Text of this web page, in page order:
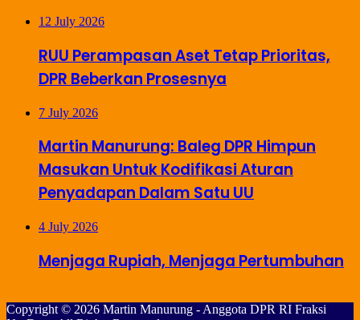
12 July 2026
RUU Perampasan Aset Tetap Prioritas,
DPR Beberkan Prosesnya
7 July 2026
Martin Manurung: Baleg DPR Himpun
Masukan Untuk Kodifikasi Aturan
Penyadapan Dalam Satu UU
4 July 2026
Menjaga Rupiah, Menjaga Pertumbuhan
Copyright © 2026 Martin Manurung - Anggota DPR RI Fraksi